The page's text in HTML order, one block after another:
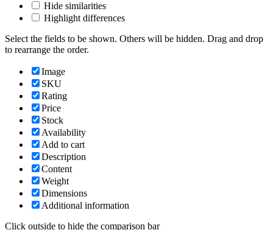
Hide similarities
Highlight differences
Select the fields to be shown. Others will be hidden. Drag and drop
to rearrange the order.
Image
SKU
Rating
Price
Stock
Availability
Add to cart
Description
Content
Weight
Dimensions
Additional information
Click outside to hide the comparison bar